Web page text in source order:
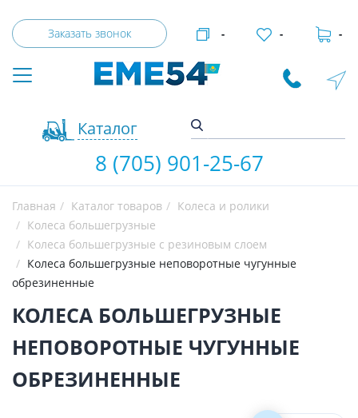
Заказать звонок
Каталог
- - -
8 (705) 901-25-67
Главная Каталог товаров
Колеса и ролики
Колеса большегрузные
Колеса большегрузные с резиновым слоем
Колеса большегрузные неповоротные чугунные
обрезиненные
КОЛЕСА БОЛЬШЕГРУЗНЫЕ
НЕПОВОРОТНЫЕ ЧУГУННЫЕ
ОБРЕЗИНЕННЫЕ